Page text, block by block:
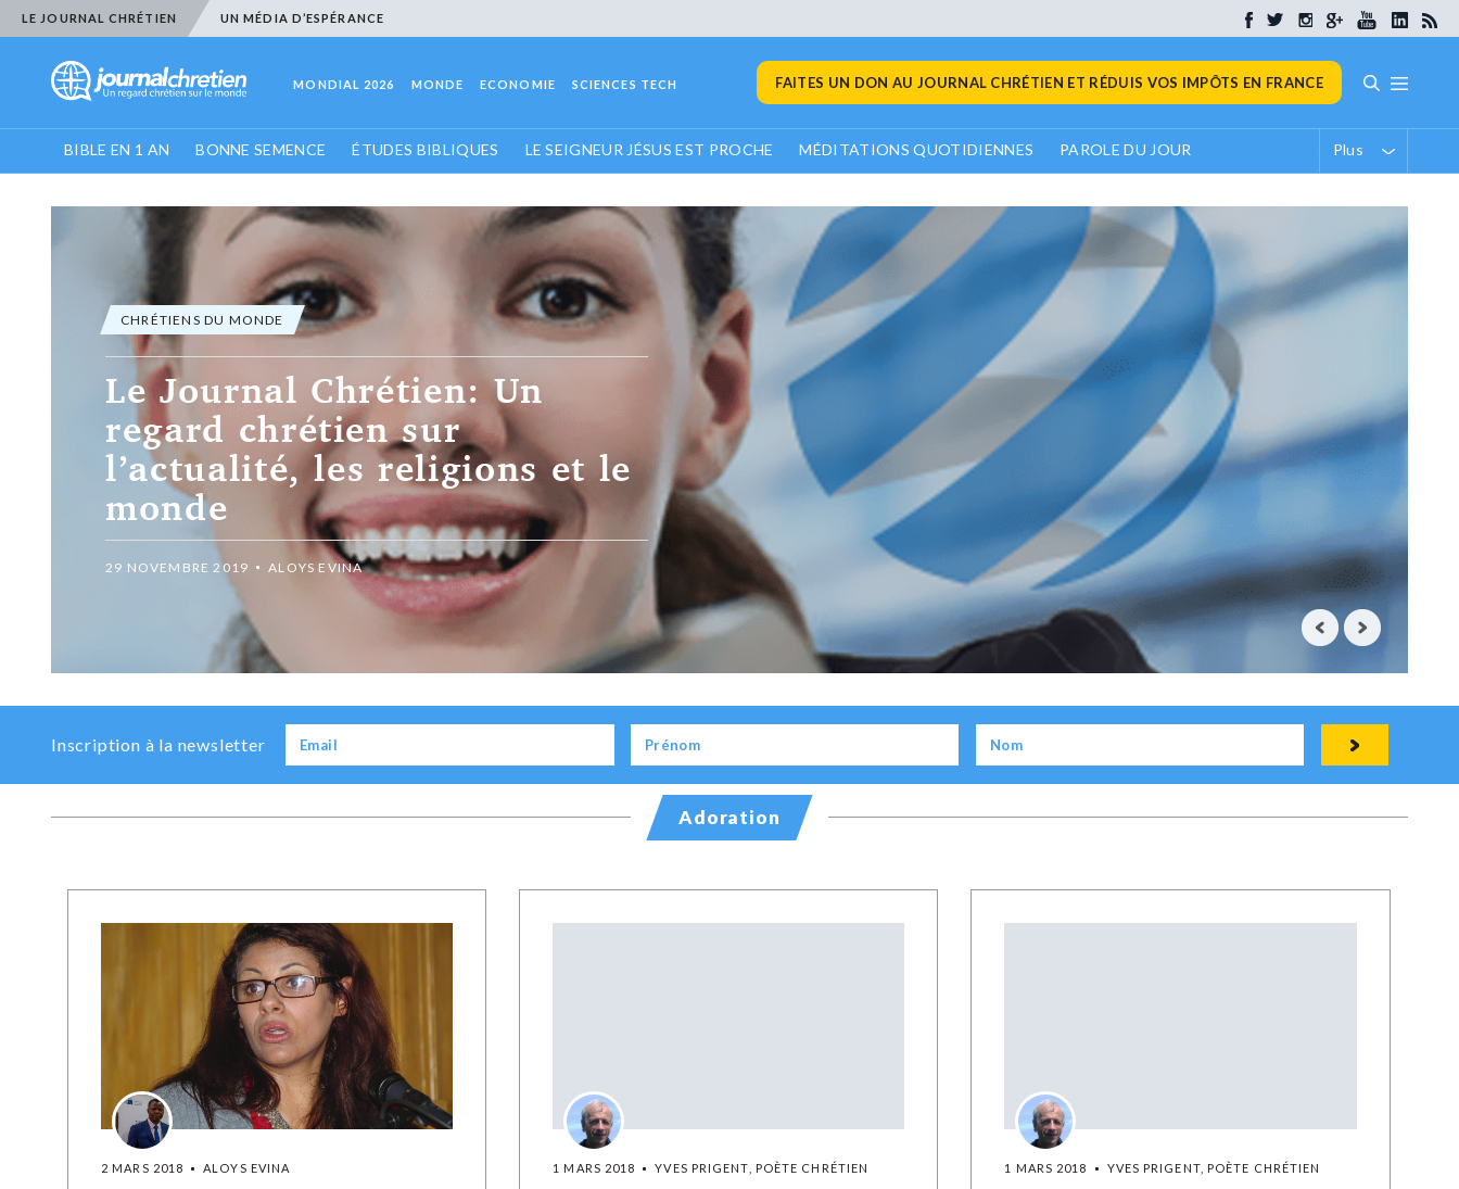
LE JOURNAL CHRÉTIEN UN MÉDIA D’ESPÉRANCE
MONDIAL 2026 MONDE ECONOMIE SCIENCES TECH FAITES UN DON AU JOURNAL CHRÉTIEN ET RÉDUIS VOS IMPÔTS EN FRANCE
BIBLE EN 1 AN BONNE SEMENCE ÉTUDES BIBLIQUES LE SEIGNEUR JÉSUS EST PROCHE MÉDITATIONS QUOTIDIENNES PAROLE DU JOUR Plus
CHRÉTIENS DU MONDE
Le Journal Chrétien: Un
regard chrétien sur
l’actualité, les religions et le
monde
29 NOVEMBRE 2019 ALOYS EVINA
Previous
Inscription à la newsletter
Adoration
2 MARS 2018 ALOYS EVINA 1 MARS 2018 YVES PRIGENT, POÈTE CHRÉTIEN 1 MARS 2018 YVES PRIGENT, POÈTE CHRÉTIEN